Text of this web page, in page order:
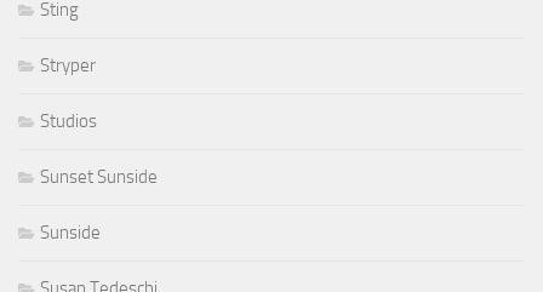
Sting
Stryper
Studios
Sunset Sunside
Sunside